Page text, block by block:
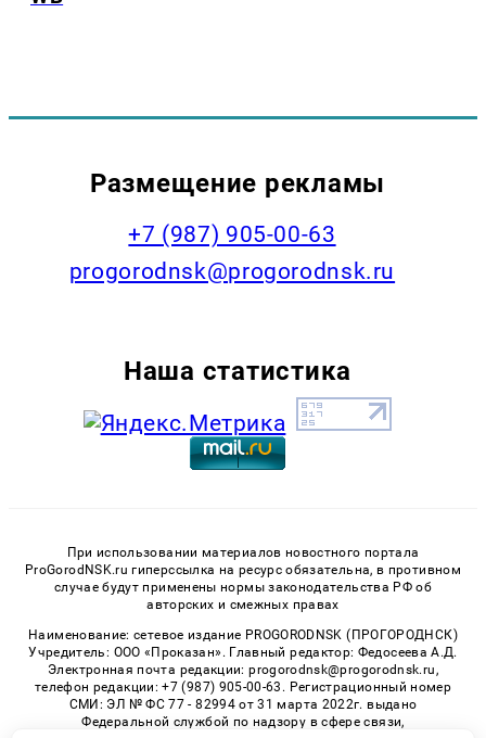
Размещение рекламы
+7 (987) 905-00-63
progorodnsk@progorodnsk.ru
Наша статистика
При использовании материалов новостного портала
ProGorodNSK.ru гиперссылка на ресурс обязательна, в противном
случае будут применены нормы законодательства РФ об
авторских и смежных правах
Наименование: сетевое издание PROGORODNSK (ПРОГОРОДНСК)
Учредитель: ООО «Проказан». Главный редактор: Федосеева А.Д.
Электронная почта редакции: progorodnsk@progorodnsk.ru,
телефон редакции: +7 (987) 905-00-63. Регистрационный номер
СМИ: ЭЛ № ФС 77 - 82994 от 31 марта 2022г. выдано
Федеральной службой по надзору в сфере связи,